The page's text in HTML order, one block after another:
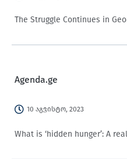
The Struggle Continues in
Agenda.ge
10 აგვისტო, 2023
What is ‘hidden hunger’: A